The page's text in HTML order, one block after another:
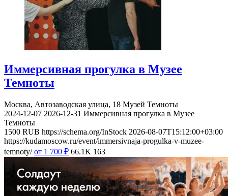
Иммерсивная прогулка в Музее
Темноты
Москва, Автозаводская улица, 18 Музей Темноты
2024-12-07 2026-12-31 Иммерсивная прогулка в Музее
Темноты
1500 RUB https://schema.org/InStock 2026-08-07T15:12:00+03:00
https://kudamoscow.ru/event/immersivnaja-progulka-v-muzee-
temnoty/ от 1 700 ₽ 66.1K 163